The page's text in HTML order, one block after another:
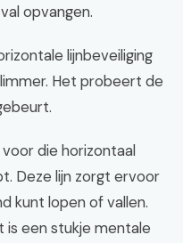
opvangen.
lijnbeveiliging
Het probeert de
die horizontaal
Deze lijn zorgt ervoor
kunt lopen of vallen.
is een stukje mentale